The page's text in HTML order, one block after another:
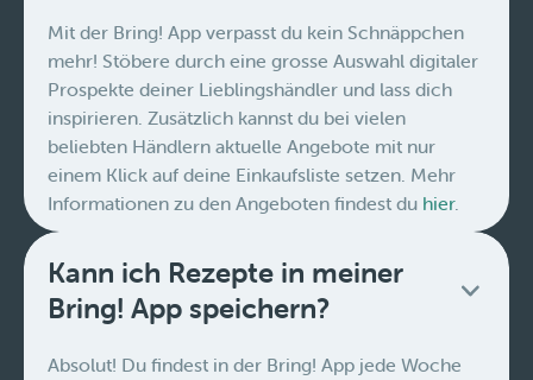
Mit der Bring! App verpasst du kein Schnäppchen
mehr! Stöbere durch eine grosse Auswahl digitaler
Prospekte deiner Lieblingshändler und lass dich
inspirieren. Zusätzlich kannst du bei vielen
beliebten Händlern aktuelle Angebote mit nur
einem Klick auf deine Einkaufsliste setzen. Mehr
Informationen zu den Angeboten findest du hier.
Kann ich Rezepte in meiner
Bring! App speichern?
Absolut! Du findest in der Bring! App jede Woche